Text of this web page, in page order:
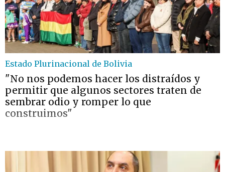
Estado Plurinacional de Bolivia
"No nos podemos hacer los distraídos y
permitir que algunos sectores traten de
sembrar odio y romper lo que
construimos"